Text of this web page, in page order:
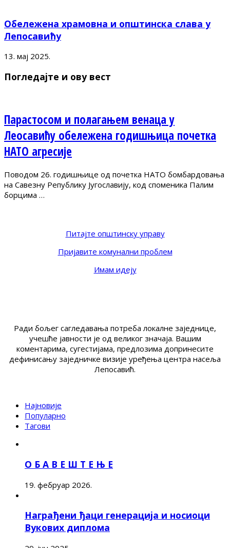
Обележена храмовна и општинска слава у
Лепосавићу
13. мај 2025.
Погледајте и ову вест
Парастосом и полагањем венаца у
Леосавићу обележена годишњица почетка
НАТО агресије
Поводом 26. годишњице од почетка НАТО бомбардовања
на Савезну Републику Југославију, код споменика Палим
борцима …
Питајте општинску управу
Пријавите комунални проблем
Имам идеју
Ради бољег сагледавања потреба локалне заједнице,
учешће јавности је од великог значаја. Вашим
коментарима, сугестијама, предлозима допринесите
дефинисању заједничке визије уређења центра насеља
Лепосавић.
Најновије
Популарно
Тагови
О Б А В Е Ш Т Е Њ Е
19. фебруар 2026.
Награђени ђаци генерација и носиоци
Вукових диплома